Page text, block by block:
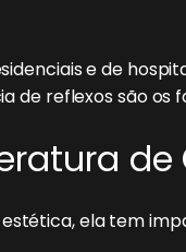
e de
de reflexos são
ela tem